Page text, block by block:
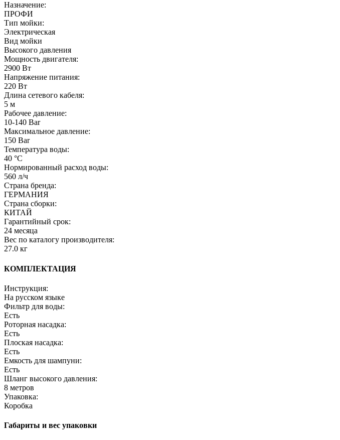
Назначение:
ПРОФИ
Тип мойки:
Электрическая
Вид мойки
Высокого давления
Мощность двигателя:
2900 Вт
Напряжение питания:
220 Вт
Длина сетевого кабеля:
5 м
Рабочее давление:
10-140 Bar
Максимальное давление:
150 Bar
Температура воды:
40 °C
Нормированный расход воды:
560 л/ч
Страна бренда:
ГЕРМАНИЯ
Страна сборки:
КИТАЙ
Гарантийный срок:
24 месяца
Вес по каталогу производителя:
27.0 кг
КОМПЛЕКТАЦИЯ
Инструкция:
На русском языке
Фильтр для воды:
Есть
Роторная насадка:
Есть
Плоская насадка:
Есть
Емкость для шампуни:
Есть
Шланг высокого давления:
8 метров
Упаковка:
Коробка
Габариты и вес упаковки